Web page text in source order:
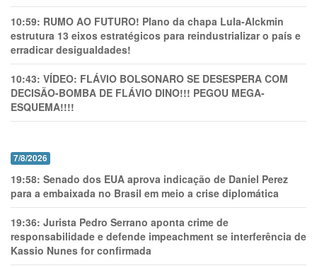
10:59: RUMO AO FUTURO! Plano da chapa Lula-Alckmin
estrutura 13 eixos estratégicos para reindustrializar o país e
erradicar desigualdades!
10:43: VÍDEO: FLÁVIO BOLSONARO SE DESESPERA COM
DECISÃO-BOMBA DE FLÁVIO DINO!!! PEGOU MEGA-
ESQUEMA!!!!
7/8/2026
19:58: Senado dos EUA aprova indicação de Daniel Perez
para a embaixada no Brasil em meio a crise diplomática
19:36: Jurista Pedro Serrano aponta crime de
responsabilidade e defende impeachment se interferência de
Kassio Nunes for confirmada